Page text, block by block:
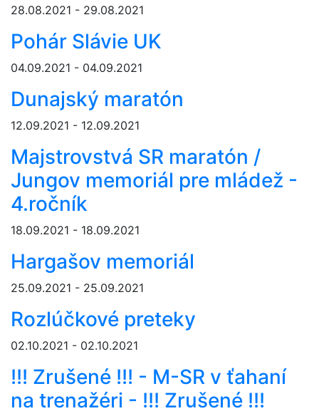
28.08.2021 - 29.08.2021
Pohár Slávie UK
04.09.2021 - 04.09.2021
Dunajský maratón
12.09.2021 - 12.09.2021
Majstrovstvá SR maratón /
Jungov memoriál pre mládež -
4.ročník
18.09.2021 - 18.09.2021
Hargašov memoriál
25.09.2021 - 25.09.2021
Rozlúčkové preteky
02.10.2021 - 02.10.2021
!!! Zrušené !!! - M-SR v ťahaní
na trenažéri - !!! Zrušené !!!